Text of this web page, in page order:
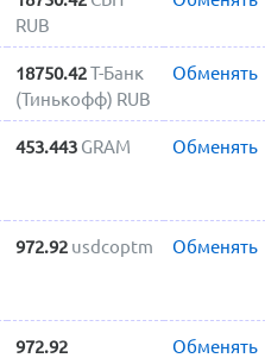
RUB
18750.42Т-Банк
(Тинькофф) RUB
Обменять
453.443 GRAM Обменять
972.92 usdcoptm Обменять
972.92
Обменять